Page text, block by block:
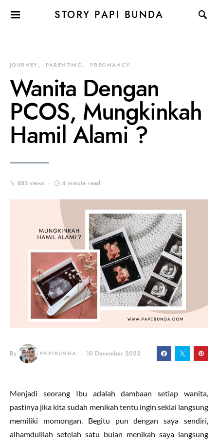
STORY PAPI BUNDA
JOURNEY PARENTING PREGNANCY
Wanita Dengan
PCOS, Mungkinkah
Hamil Alami ?
883 views 4 minute read
By PAPIBUNDA 10 December 2022
Menjadi seorang Ibu adalah dambaan setiap wanita,
pastinya jika kita sudah menikah tentu ingin seklai langsung
memiliki momongan. Begitu pun dengan saya sendiri,
alhamdulilah setelah satu bulan menikah saya langsung